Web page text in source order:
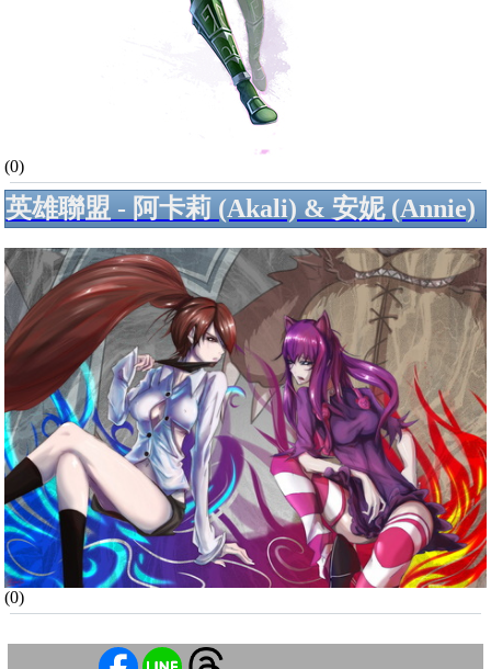
(0)
英雄聯盟 - 阿卡莉 (Akali) & 安妮 (Annie)
(0)